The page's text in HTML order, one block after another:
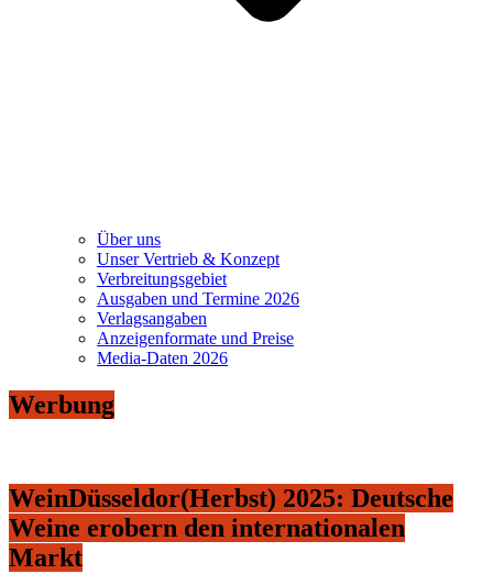
Über uns
Unser Vertrieb & Konzept
Verbreitungsgebiet
Ausgaben und Termine 2026
Verlagsangaben
Anzeigenformate und Preise
Media-Daten 2026
Werbung
WeinDüsseldor(Herbst) 2025: Deutsche
Weine erobern den internationalen
Markt